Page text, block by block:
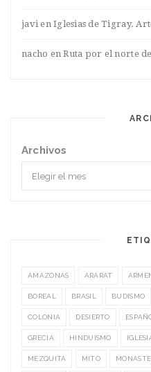
javienIglesias de Tigray.
nacho enRuta por el norte
Archivos
AMAZONAS ARARAT
BOREAL BRASIL BUDISMO
COLONIA DESIERTO
GRECIA HINDUISMO
MEZQUITA MITO